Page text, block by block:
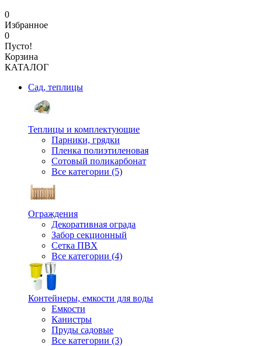
0
Избранное
0
Пусто!
Корзина
КАТАЛОГ
Сад, теплицы
Теплицы и комплектующие
Парники, грядки
Пленка полиэтиленовая
Сотовый поликарбонат
Все категории (5)
Ограждения
Декоративная ограда
Забор секционный
Сетка ПВХ
Все категории (4)
Контейнеры, емкости для воды
Емкости
Канистры
Пруды садовые
Все категории (3)